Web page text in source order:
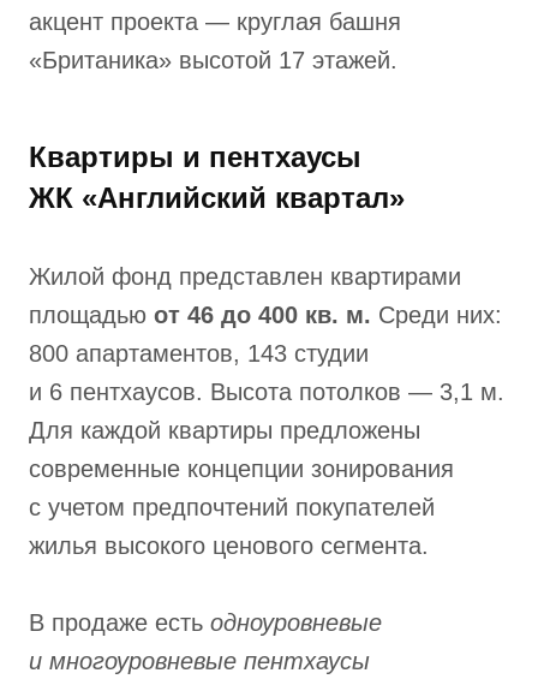
акцент проекта — круглая башня
«Британика» высотой 17 этажей.
Квартиры и пентхаусы
ЖК «Английский квартал»
Жилой фонд представлен квартирами
площадью от 46 до 400 кв. м. Среди них:
800 апартаментов, 143 студии
и 6 пентхаусов. Высота потолков — 3,1 м.
Для каждой квартиры предложены
современные концепции зонирования
с учетом предпочтений покупателей
жилья высокого ценового сегмента.
В продаже есть одноуровневые
и многоуровневые пентхаусы